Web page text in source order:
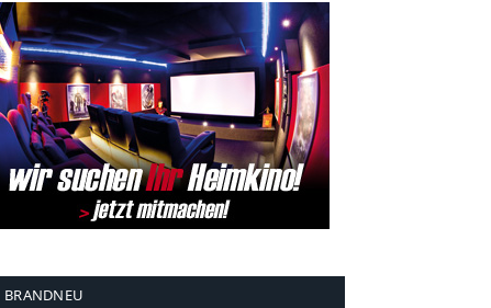
BRANDNEU